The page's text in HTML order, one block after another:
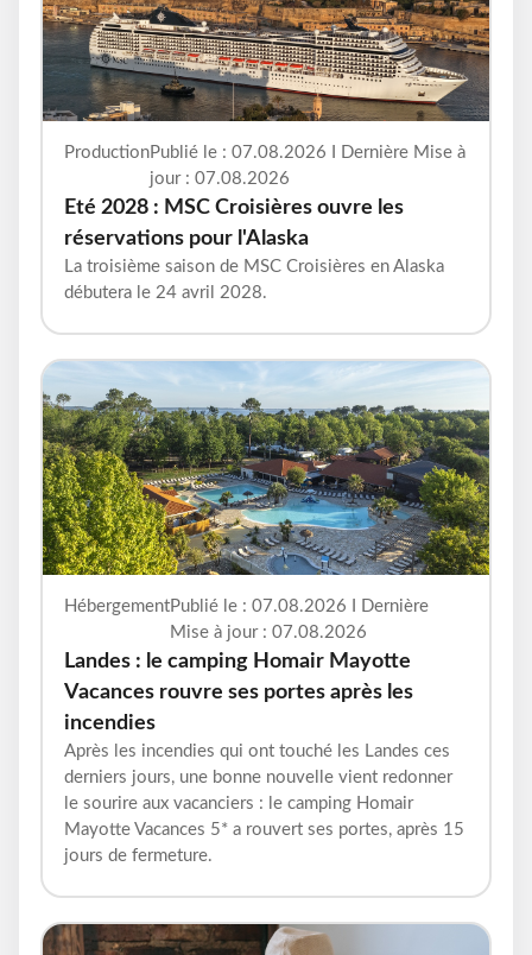
ProductionPublié le : 07.08.2026 I Dernière Mise à
jour : 07.08.2026
Eté 2028 : MSC Croisières ouvre les
réservations pour l'Alaska
La troisième saison de MSC Croisières en Alaska
débutera le 24 avril 2028.
HébergementPublié le : 07.08.2026 I Dernière
Mise à jour : 07.08.2026
Landes : le camping Homair Mayotte
Vacances rouvre ses portes après les
incendies
Après les incendies qui ont touché les Landes ces
derniers jours, une bonne nouvelle vient redonner
le sourire aux vacanciers : le camping Homair
Mayotte Vacances 5* a rouvert ses portes, après 15
jours de fermeture.